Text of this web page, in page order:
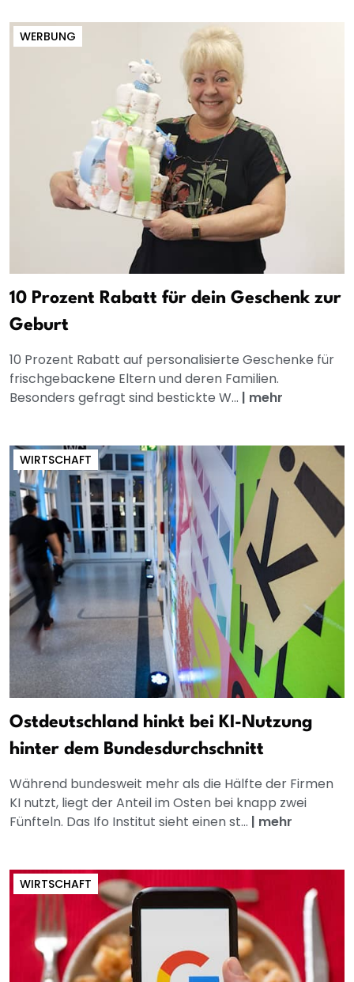
WERBUNG
10 Prozent Rabatt für dein Geschenk zur
Geburt
10 Prozent Rabatt auf personalisierte Geschenke für
frischgebackene Eltern und deren Familien.
Besonders gefragt sind bestickte W... | mehr
WIRTSCHAFT
Ostdeutschland hinkt bei KI-Nutzung
hinter dem Bundesdurchschnitt
Während bundesweit mehr als die Hälfte der Firmen
KI nutzt, liegt der Anteil im Osten bei knapp zwei
Fünfteln. Das Ifo Institut sieht einen st... | mehr
WIRTSCHAFT